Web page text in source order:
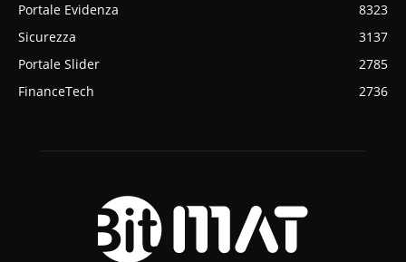
Portale Evidenza
8323
Sicurezza
3137
Portale Slider
2785
FinanceTech
2736